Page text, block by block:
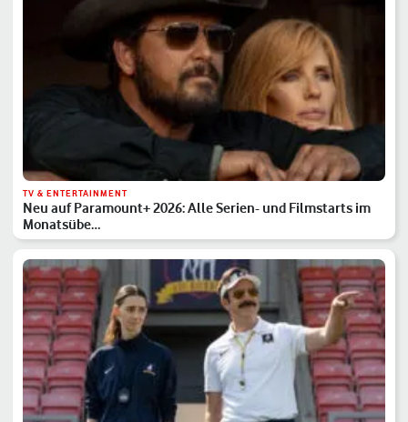
TV & ENTERTAINMENT
Neu auf Paramount+ 2026: Alle Serien- und Filmstarts im
Monatsübe…